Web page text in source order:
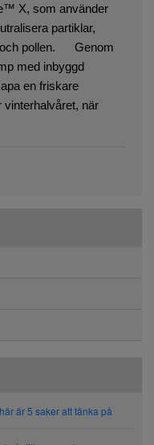
X, som använder
partiklar,
pollen.
Genom
med inbyggd
en friskare
vinterhalvåret, när
är 5 saker att tänka på